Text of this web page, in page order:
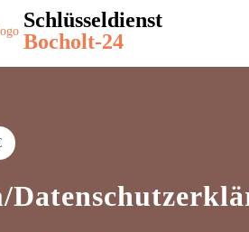
Schlüsseldienst
Bocholt-24